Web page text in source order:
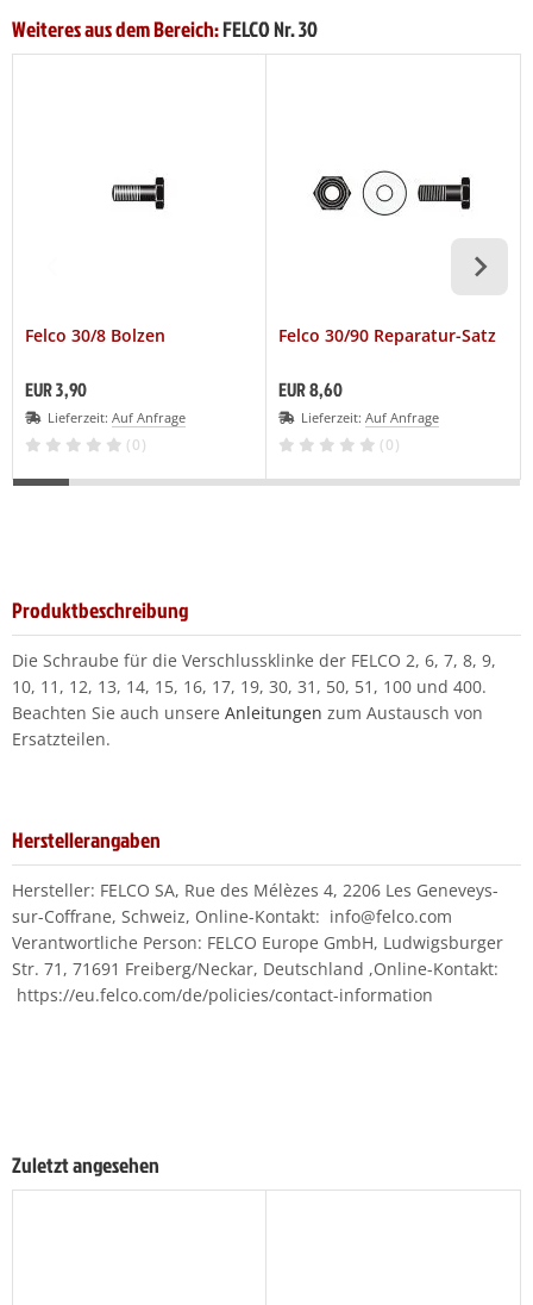
Weiteres aus dem Bereich:FELCO Nr. 30
Felco 30/8 Bolzen
EUR 3,90
Lieferzeit: Auf Anfrage
(0)
Felco 30/90 Reparatur-Satz
EUR 8,60
Lieferzeit: Auf Anfrage
(0)
Produktbeschreibung
Die Schraube für die Verschlussklinke der FELCO 2, 6, 7, 8, 9,
10, 11, 12, 13, 14, 15, 16, 17, 19, 30, 31, 50, 51, 100 und 400.
Beachten Sie auch unsere Anleitungen zum Austausch von
Ersatzteilen.
Herstellerangaben
Hersteller: FELCO SA, Rue des Mélèzes 4, 2206 Les Geneveys-
sur-Coffrane, Schweiz, Online-Kontakt: info@felco.com
Verantwortliche Person: FELCO Europe GmbH, Ludwigsburger
Str. 71, 71691 Freiberg/Neckar, Deutschland ,Online-Kontakt:
https://eu.felco.com/de/policies/contact-information
Zuletzt angesehen